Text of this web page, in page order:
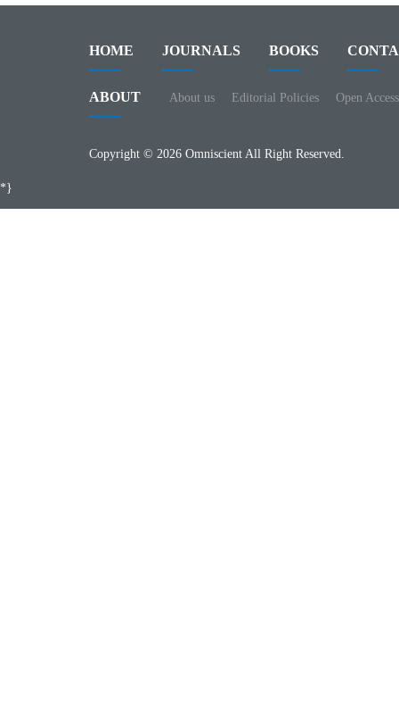
HOME JOURNALS BOOKS
ABOUT About us Editorial Policies Open
Copyright © 2026 Omniscient All Right Reserved.
*}